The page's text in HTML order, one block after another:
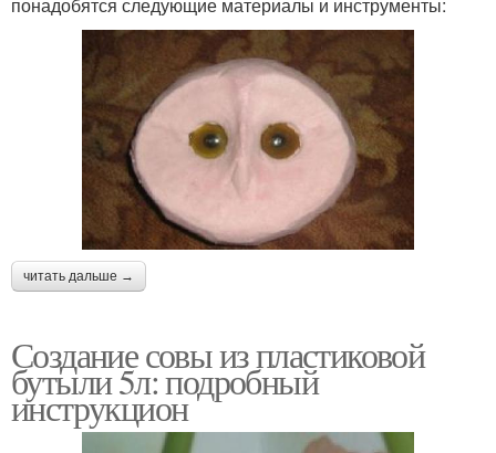
читать дальше →
Создание совы из пластиковой
бутыли 5л: подробный
инструкцион